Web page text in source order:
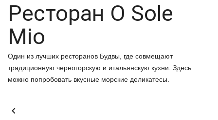
Ресторан O Sole
Mio
Один из лучших ресторанов Будвы, где совмещают
традиционную черногорскую и итальянскую кухни. Здесь
можно попробовать вкусные морские деликатесы.
